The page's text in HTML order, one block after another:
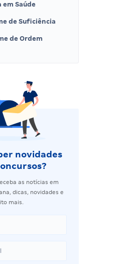
em Saúde
de Suficiência
de Ordem
novidades
as notícias em
dicas, novidades e
mais.